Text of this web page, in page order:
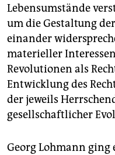
Lebensumstände
um die Gestaltung
einander
materieller
Revolutionen als
Entwicklung des
der jeweils
gesellschaftlicher
Georg Lohmann ging